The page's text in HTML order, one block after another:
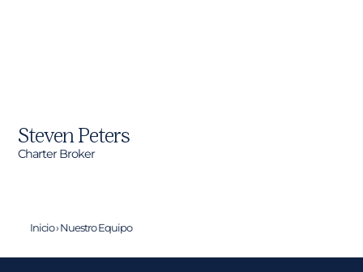
Steven Peters
Charter Broker
Inicio›Nuestro Equipo